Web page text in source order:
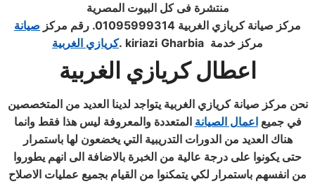
منتشرة فى كل البيوت المصرية
مركز صيانة كريازي الغربية 01095999314. رقم مركز
صيانة
كريازي الغربية. kiriazi Gharbia مركز خدمة
اعطالكريازي الغربية
نحن مركز صيانة كريازي الغربية يتواجد لدينا العديد من المتخصصين
في جميعاعمال الصيانة المتعددة والمعروفة ليس هذا فقط وانما
هناك العديد من الدورات التدريبية التي يخضعون لها باستمرار
حتى يكونوا على درجة عالية من الخبرة بالاضافة الى انهم يطوروا
من انفسهم باستمرار لكي يتمكنوا من القيام بجميع عمليات الاصلاح